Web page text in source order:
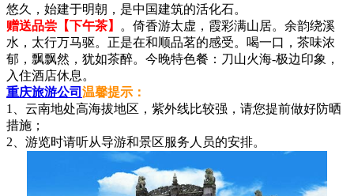
悠久，始建于明朝，是中国建筑的活化石。
赠送品尝【下午茶】
。倚香游太虚，霞彩满山居。余韵绕溪
水，太行万马驱。正是在和顺品茗的感受。喝一口，茶味浓
郁，飘飘然，犹如茶醉。今晚特色餐：刀山火海-极边印象，
入住酒店休息。
重庆旅游公司 温馨提示：
1、云南地处高海拔地区，紫外线比较强，请您提前做好防晒
措施；
2、游览时请听从导游和景区服务人员的安排。